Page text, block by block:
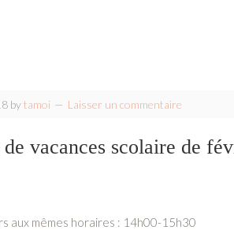
bytamoi Laisser un commentaire
vacances scolaire de
aux mêmes horaires : 14h00-15h30